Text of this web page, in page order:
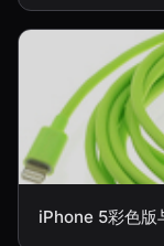
iPhone 5彩色版